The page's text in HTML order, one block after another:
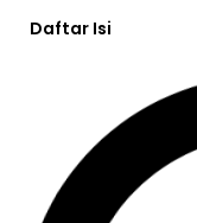
Daftar Isi